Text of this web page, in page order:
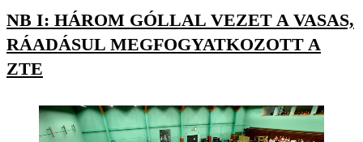
NB I: HÁROM GÓLLAL VEZET A VASAS,
RÁADÁSUL MEGFOGYATKOZOTT A
ZTE